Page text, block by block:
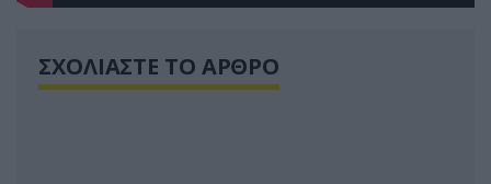
ΣΧΟΛΙΑΣΤΕ ΤΟ ΑΡΘΡΟ